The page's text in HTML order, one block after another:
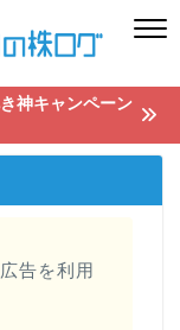
神キャンペーン
告を利用